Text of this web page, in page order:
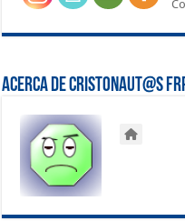
Acerca de Cristonaut@s